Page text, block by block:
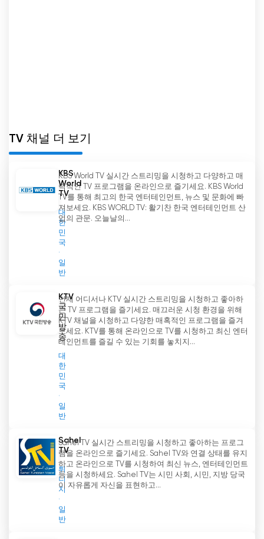
TV 채널 더 보기
KBS
World
TV
대
한
민
국
일
반
KBS World TV 실시간 스트리밍을 시청하고 다양하고 매
력적인 TV 프로그램을 온라인으로 즐기세요. KBS World
TV를 통해 최고의 한국 엔터테인먼트, 뉴스 및 문화에 빠
져보세요. KBS WORLD TV: 활기찬 한국 엔터테인먼트 산
업의 관문. 오늘날의...
KTV
국
민
방
송
대
한
민
국
일
반
언제 어디서나 KTV 실시간 스트리밍을 시청하고 좋아하
는 TV 프로그램을 즐기세요. 매끄러운 시청 환경을 위해
KTV 채널을 시청하고 다양한 매혹적인 프로그램을 즐겨
보세요. KTV를 통해 온라인으로 TV를 시청하고 최신 엔터
테인먼트를 즐길 수 있는 기회를 놓치지...
Sahel
TV
튀
니
지
일
반
Sahel TV 실시간 스트리밍을 시청하고 좋아하는 프로그
램을 온라인으로 즐기세요. Sahel TV와 연결 상태를 유지
하고 온라인으로 TV를 시청하여 최신 뉴스, 엔터테인먼트
등을 시청하세요. Sahel TV는 시민 사회, 시민, 지방 당국
이 자유롭게 자신을 표현하고...